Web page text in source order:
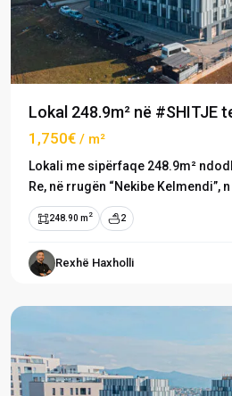
Lokal 248.9m² në #SHITJE
1,750€ / m²
Lokali me sipërfaqe 248.9m²
Re, në rrugën “Nekibe Kelmendi”, n
248.90 m 2 2
Rexhë Haxholli
Prishtina
Re,